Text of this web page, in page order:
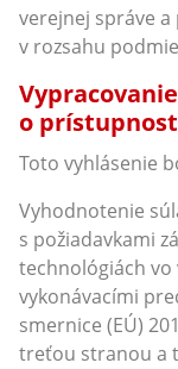
verejnej správe
v rozsahu
o
Toto vyhlásenie
Vyhodnotenie
s požiadavkami
technológiách
vykonávacími
smernice (EÚ)
treťou stranou a